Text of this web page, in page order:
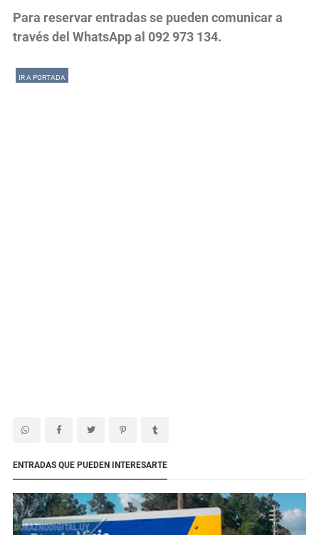
Para reservar entradas se pueden comunicar a
través del WhatsApp al 092 973 134.
IR A PORTADA
ENTRADAS QUE PUEDEN INTERESARTE